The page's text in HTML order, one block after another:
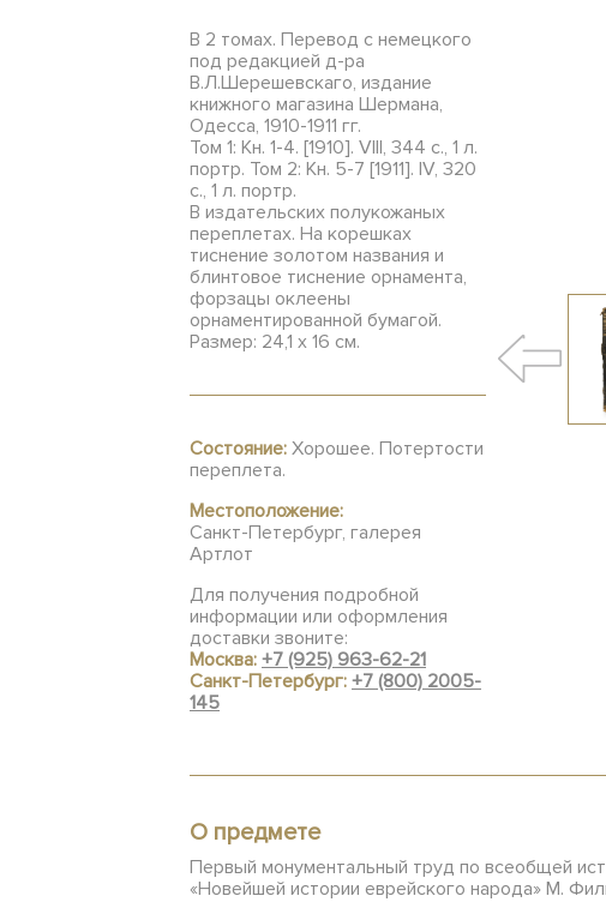
В 2 томах. Перевод с немецкого
под редакцией д-ра
В.Л.Шерешевскаго, издание
книжного магазина Шермана,
Одесса, 1910-1911 гг.
Том 1: Кн. 1-4. [1910]. VIII, 344 с., 1 л.
портр. Том 2: Кн. 5-7 [1911]. IV, 320
с., 1 л. портр.
В издательских полукожаных
переплетах. На корешках
тиснение золотом названия и
блинтовое тиснение орнамента,
форзацы оклеены
орнаментированной бумагой.
Размер: 24,1 х 16 см.
Состояние: Хорошее. Потертости
переплета.
Местоположение:
Санкт-Петербург, галерея
Артлот
Для получения подробной
информации или оформления
доставки звоните:
Москва: +7 (925) 963-62-21
Санкт-Петербург: +7 (800) 2005-
145
О предмете
Первый монументальный труд по всеобщей
«Новейшей истории еврейского народа» М.